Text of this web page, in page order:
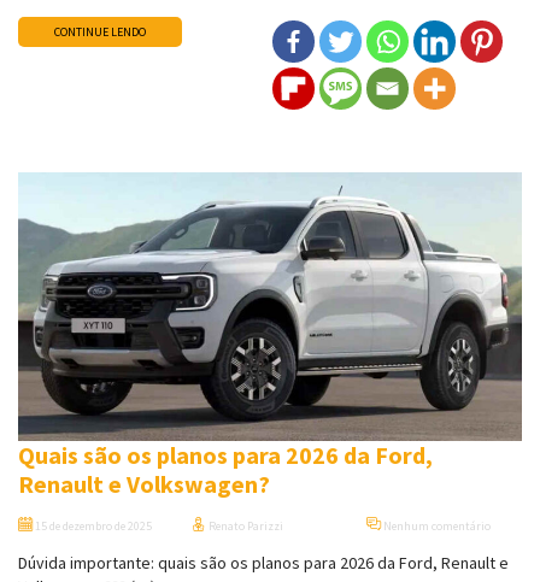
CONTINUE LENDO
Quais são os planos para 2026 da Ford,
Renault e Volkswagen?
15 de dezembro de 2025 Renato Parizzi Nenhum comentário
Dúvida importante: quais são os planos para 2026 da Ford, Renault e